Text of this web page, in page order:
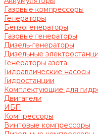
Газовые компрессоры
Генераторы
Бензогенераторы
Газовые генераторы
Дизель-генераторы
Дизельные
Генераторы азота
Гидравлические насосы
Гидростанции
Комплектующие для
Двигатели
ИБП
Компрессоры
Винтовые компрессоры